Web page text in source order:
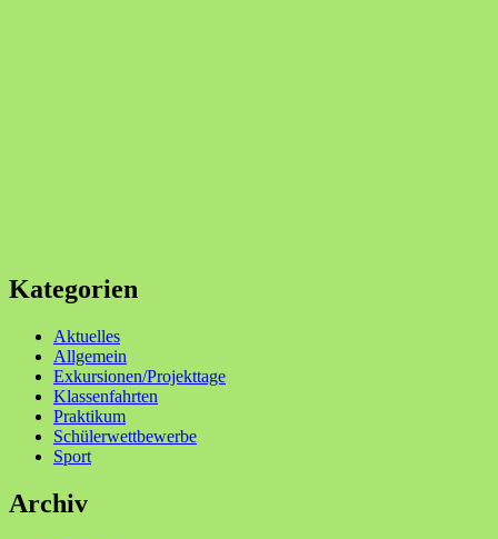
Kategorien
Aktuelles
Allgemein
Exkursionen/Projekttage
Klassenfahrten
Praktikum
Schülerwettbewerbe
Sport
Archiv